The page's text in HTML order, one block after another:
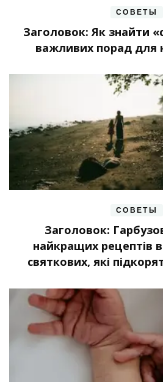
СОВЕТЫ
Заголовок: Як знайти
важливих порад для
СОВЕТЫ
Заголовок:
найкращих рецептів
святкових, які